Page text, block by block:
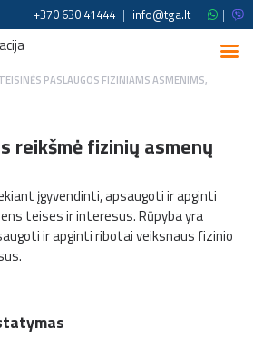
+370 630 41444 | info@tga.lt | |
TEISINĖS PASLAUGOS FIZINIAMS ASMENIMS,
reikšmė fizinių asmenų
įgyvendinti, apsaugoti ir apginti
teises ir interesus. Rūpyba yra
ir apginti ribotai veiksnaus fizinio